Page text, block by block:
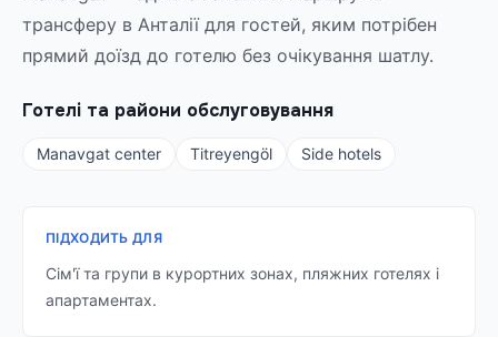
трансферу в Анталії для гостей, яким потрібен
прямий доїзд до готелю без очікування шатлу.
Готелі та райони обслуговування
Manavgat center Titreyengöl Side hotels
ПІДХОДИТЬ ДЛЯ
Сім'ї та групи в курортних зонах, пляжних готелях і
апартаментах.